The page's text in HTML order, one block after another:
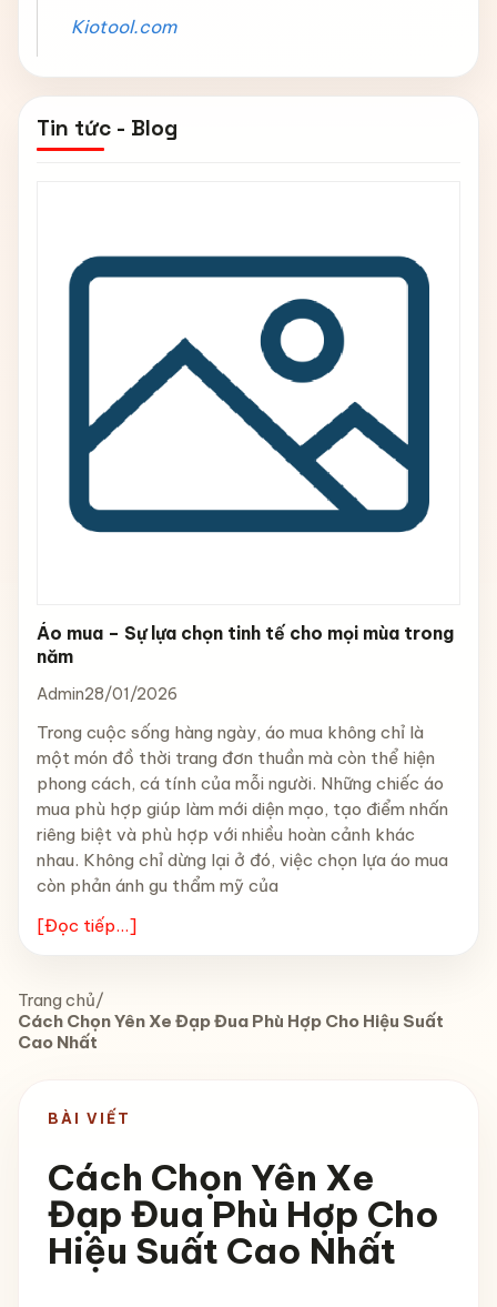
Kiotool.com
Tin tức - Blog
Áo mua – Sự lựa chọn tinh tế cho mọi mùa trong
năm
Admin28/01/2026
Trong cuộc sống hàng ngày, áo mua không chỉ là
một món đồ thời trang đơn thuần mà còn thể hiện
phong cách, cá tính của mỗi người. Những chiếc áo
mua phù hợp giúp làm mới diện mạo, tạo điểm nhấn
riêng biệt và phù hợp với nhiều hoàn cảnh khác
nhau. Không chỉ dừng lại ở đó, việc chọn lựa áo mua
còn phản ánh gu thẩm mỹ của
[Đọc tiếp...]
Trang chủ/
Cách Chọn Yên Xe Đạp Đua Phù Hợp Cho Hiệu Suất
Cao Nhất
BÀI VIẾT
Cách Chọn Yên Xe
Đạp Đua Phù Hợp Cho
Hiệu Suất Cao Nhất